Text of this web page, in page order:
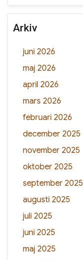
Arkiv
juni 2026
maj 2026
april 2026
mars 2026
februari 2026
december 2025
november 2025
oktober 2025
september 2025
augusti 2025
juli 2025
juni 2025
maj 2025